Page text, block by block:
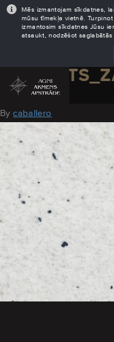
Mēs izmantojam sīkdatnes,
mūsu tīmekļa vietnē.
izmantosim sīkdatnes Jūsu
atsaukt, nodzēšot saglabātās
May 17, 2019
Bycaballero